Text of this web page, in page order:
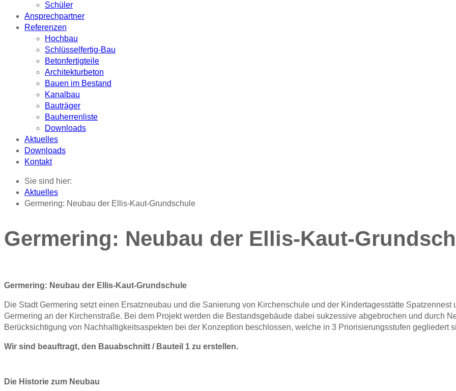
Schüler
Ansprechpartner
Referenzen
Hochbau
Schlüsselfertig-Bau
Betonfertigteile
Architekturbeton
Bauen im Bestand
Kanalbau
Bauträger
Bauherrenliste
Downloads
Aktuelles
Downloads
Kontakt
Sie sind hier:
Aktuelles
Germering: Neubau der Ellis-Kaut-Grundschule
Germering: Neubau der Ellis-Kaut-
Germering: Neubau der Ellis-Kaut-Grundschule
Die Stadt Germering setzt einen Ersatzneubau und die Sanierung von Kirchenschule und der Kindertagesstätte
Germering an der Kirchenstraße. Bei dem Projekt werden die Bestandsgebäude dabei sukzessive abgebrochen und durch
Berücksichtigung von Nachhaltigkeitsaspekten bei der Konzeption beschlossen, welche in 3 Priorisierungsstufen gegliedert
Wir sind beauftragt, den Bauabschnitt / Bauteil 1 zu erstellen.
Die Historie zum Neubau